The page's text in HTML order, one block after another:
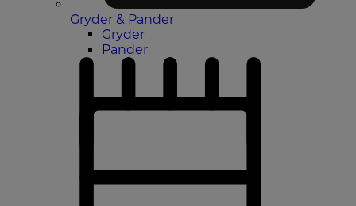
Gryder & Pander
Gryder
Pander